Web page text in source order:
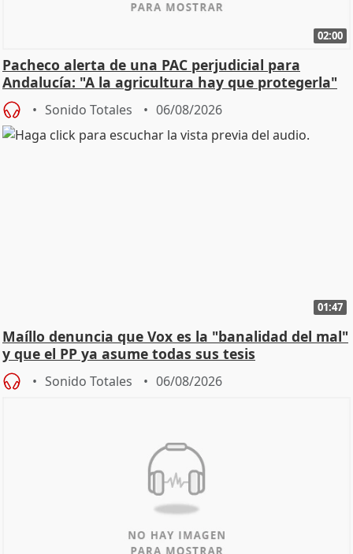
02:00
Pacheco alerta de una PAC perjudicial para
Andalucía: "A la agricultura hay que protegerla"
Sonido Totales 06/08/2026
01:47
Maíllo denuncia que Vox es la "banalidad del mal"
y que el PP ya asume todas sus tesis
Sonido Totales 06/08/2026